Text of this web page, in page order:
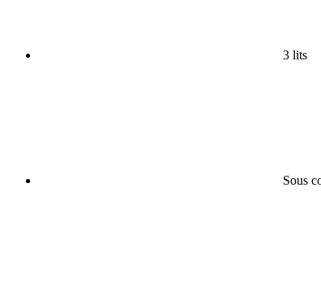
3 lits
Sous